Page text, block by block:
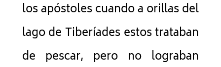
los apóstoles cuando a orillas del
lago de Tiberíades estos trataban
de pescar, pero no lograban